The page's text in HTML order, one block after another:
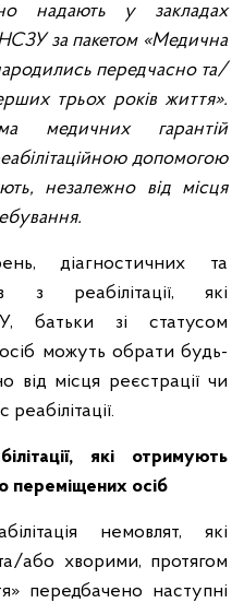
надають у закладах
НСЗУ за пакетом «Медична
передчасно та/
трьох років життя».
медичних гарантій
допомогою
незалежно від місця
діагностичних та
з реабілітації, які
батьки зі статусом
можуть обрати будь-
від місця реєстрації чи
які отримують
переміщених осіб
немовлят, які
або хворими, протягом
передбачено наступні